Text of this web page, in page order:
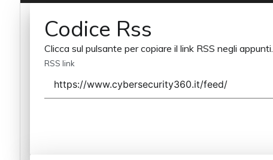
Codice Rss
Clicca sul pulsante per copiare il link RSS negli appunti.
RSS link